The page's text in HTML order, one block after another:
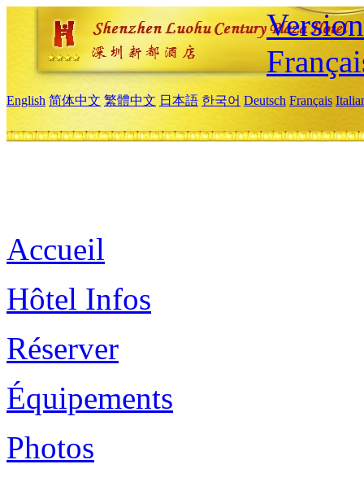
English 简体中文 繁體中文 日本語 한국어 Deutsch Français
Accueil
Hôtel Infos
Réserver
Équipements
Photos